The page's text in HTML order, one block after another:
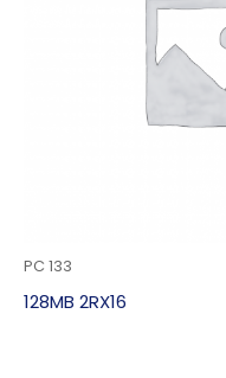
PC 133
128MB 2RX16